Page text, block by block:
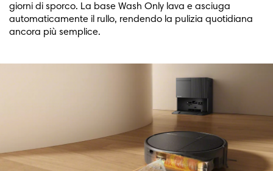
giorni di sporco. La base Wash Only lava e asciuga
automaticamente il rullo, rendendo la pulizia quotidiana
ancora più semplice.